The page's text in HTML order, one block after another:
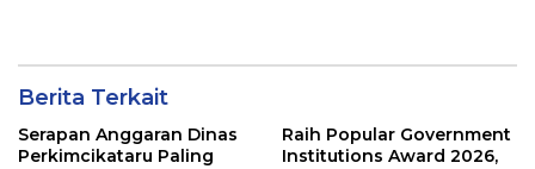
Berita Terkait
Serapan Anggaran Dinas
Perkimcikataru Paling
Raih Popular Government
Institutions Award 2026,